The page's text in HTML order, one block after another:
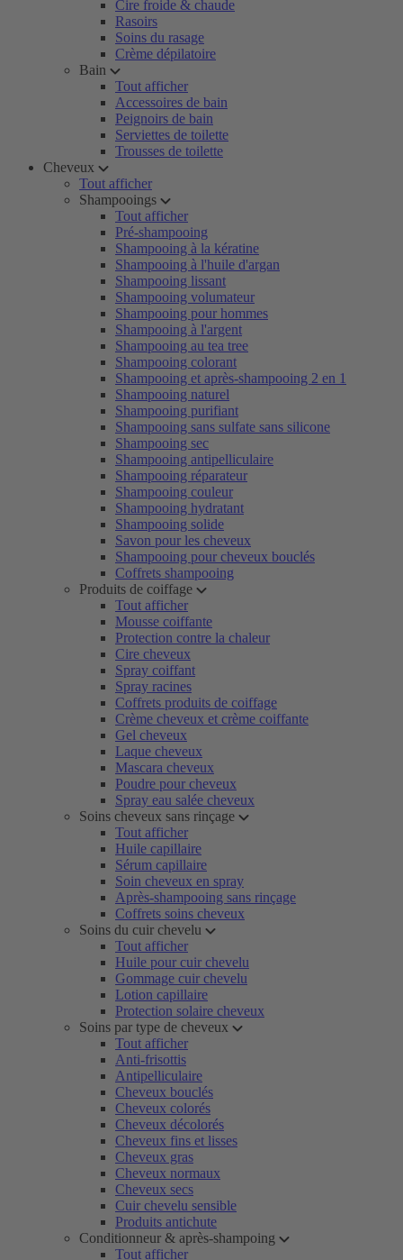
Cire froide & chaude
Rasoirs
Soins du rasage
Crème dépilatoire
Bain
Tout afficher
Accessoires de bain
Peignoirs de bain
Serviettes de toilette
Trousses de toilette
Cheveux
Tout afficher
Shampooings
Tout afficher
Pré-shampooing
Shampooing à la kératine
Shampooing à l'huile d'argan
Shampooing lissant
Shampooing volumateur
Shampooing pour hommes
Shampooing à l'argent
Shampooing au tea tree
Shampooing colorant
Shampooing et après-shampooing 2 en 1
Shampooing naturel
Shampooing purifiant
Shampooing sans sulfate sans silicone
Shampooing sec
Shampooing antipelliculaire
Shampooing réparateur
Shampooing couleur
Shampooing hydratant
Shampooing solide
Savon pour les cheveux
Shampooing pour cheveux bouclés
Coffrets shampooing
Produits de coiffage
Tout afficher
Mousse coiffante
Protection contre la chaleur
Cire cheveux
Spray coiffant
Spray racines
Coffrets produits de coiffage
Crème cheveux et crème coiffante
Gel cheveux
Laque cheveux
Mascara cheveux
Poudre pour cheveux
Spray eau salée cheveux
Soins cheveux sans rinçage
Tout afficher
Huile capillaire
Sérum capillaire
Soin cheveux en spray
Après-shampooing sans rinçage
Coffrets soins cheveux
Soins du cuir chevelu
Tout afficher
Huile pour cuir chevelu
Gommage cuir chevelu
Lotion capillaire
Protection solaire cheveux
Soins par type de cheveux
Tout afficher
Anti-frisottis
Antipelliculaire
Cheveux bouclés
Cheveux colorés
Cheveux décolorés
Cheveux fins et lisses
Cheveux gras
Cheveux normaux
Cheveux secs
Cuir chevelu sensible
Produits antichute
Conditionneur & après-shampoing
Tout afficher